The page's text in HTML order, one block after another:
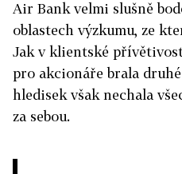
Air Bank velmi slušně
oblastech výzkumu, ze
Jak v klientské
pro akcionáře brala
hledisek však nechala
za sebou.